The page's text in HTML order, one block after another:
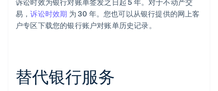
诉讼时效为银行对账单签发之日起 5 年。对于不动产交
易，诉讼时效期 为 30 年。您也可以从银行提供的网上客
户专区下载您的银行账户对账单历史记录。
替代银行服务
爱尔兰
English